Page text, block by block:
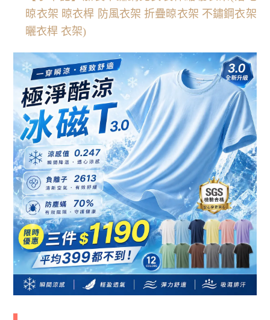
晾衣架 晾衣桿 防風衣架 折疊晾衣架 不鏽鋼衣架
曬衣桿 衣架)